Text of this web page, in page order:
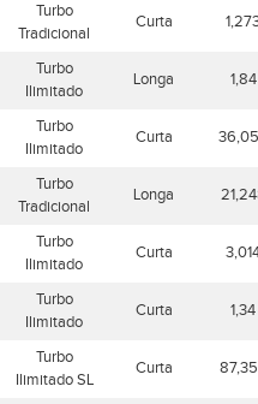
Turbo
Tradicional
Curta
Turbo
Ilimitado
Longa 1,84
Turbo
Ilimitado
Curta
Turbo
Tradicional
Longa
Turbo
Ilimitado
Curta
Turbo
Ilimitado
Curta 1,34
Turbo
Ilimitado SL
Curta